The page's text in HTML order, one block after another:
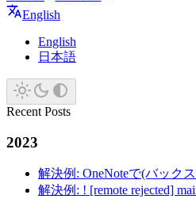
English
English
日本語
Recent Posts
2023
解決例: OneNoteで(バック
解決例: ! [remote rejected]